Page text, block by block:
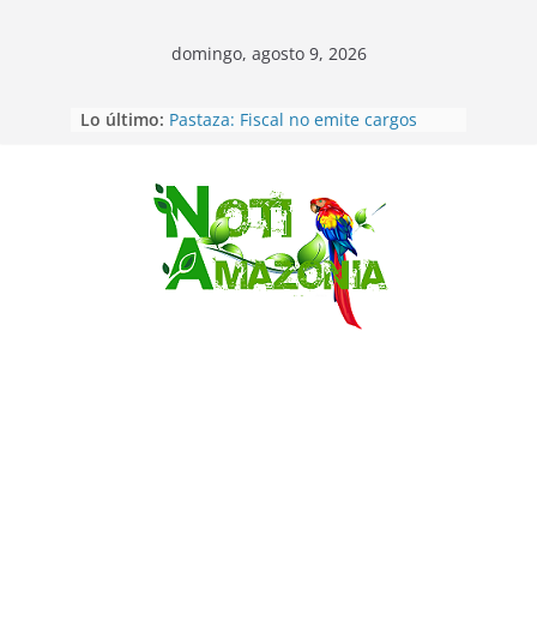
Saltar
domingo, agosto 9, 2026
Lo último: Pastaza: Fiscal no emite cargos
con una menor de10 años en
frontera sur
Napo: presunto sicariato en cantón
Archidona
Ecuador: dos jóvenes de 22 años
desaparecidos fueron encontrados
muertos en Puerto lopez